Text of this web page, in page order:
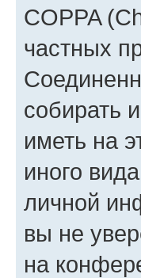
COPPA
частных
собирать
иметь на
иного
личной
вы не
на